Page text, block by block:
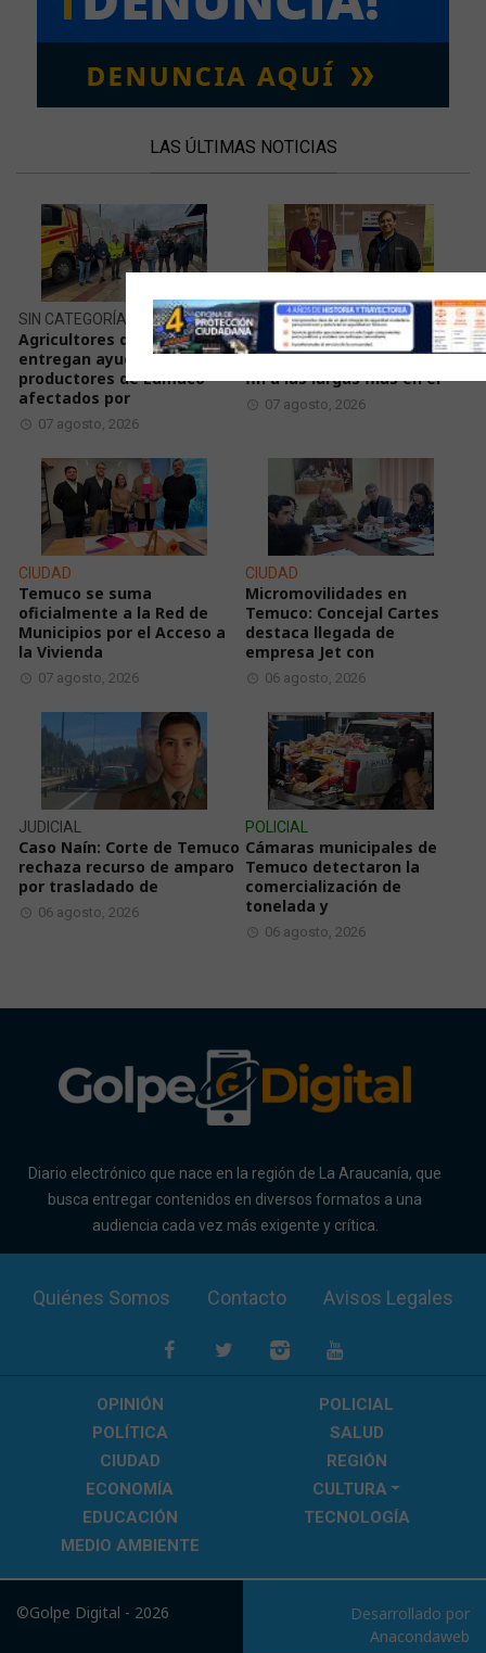
LAS ÚLTIMAS NOTICIAS
SIN CATEGORÍA
Agricultores de Malleco
entregan ayuda a
productores de Lumaco
afectados por
07 agosto, 2026
SALUD
Innovación nacida en el
Hospital de Temuco pone
fin a las largas filas en el
07 agosto, 2026
CIUDAD
Temuco se suma
oficialmente a la Red de
Municipios por el Acceso a
la Vivienda
07 agosto, 2026
CIUDAD
Micromovilidades en
Temuco: Concejal Cartes
destaca llegada de
empresa Jet con
06 agosto, 2026
JUDICIAL
Caso Naín: Corte de Temuco
rechaza recurso de amparo
por trasladado de
06 agosto, 2026
POLICIAL
Cámaras municipales de
Temuco detectaron la
comercialización de
tonelada y
06 agosto, 2026
Diario electrónico que nace en la región de La Araucanía, que
busca entregar contenidos en diversos formatos a una
audiencia cada vez más exigente y crítica.
Quiénes Somos Contacto Avisos Legales
OPINIÓN
POLICIAL
POLÍTICA
SALUD
CIUDAD
REGIÓN
ECONOMÍA
CULTURA
EDUCACIÓN
TECNOLOGÍA
MEDIO AMBIENTE
©Golpe Digital - 2026
Desarrollado por
Anacondaweb